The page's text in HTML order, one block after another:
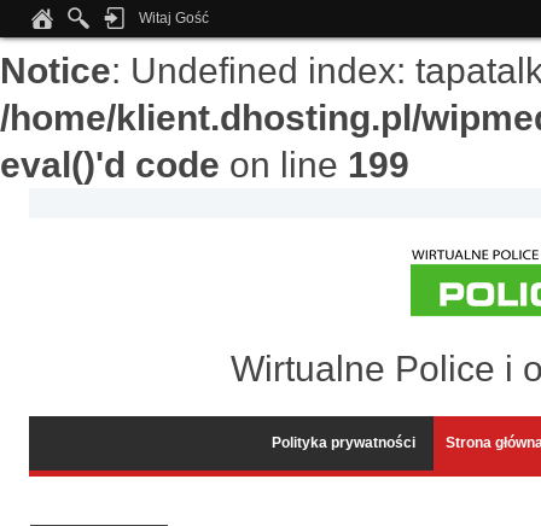
Notice: Undefined index:
/home/klient.dhosting.pl/
eval()'d code on line 199
Witaj Gość
Wirtualne Police i
Polityka prywatności Strona